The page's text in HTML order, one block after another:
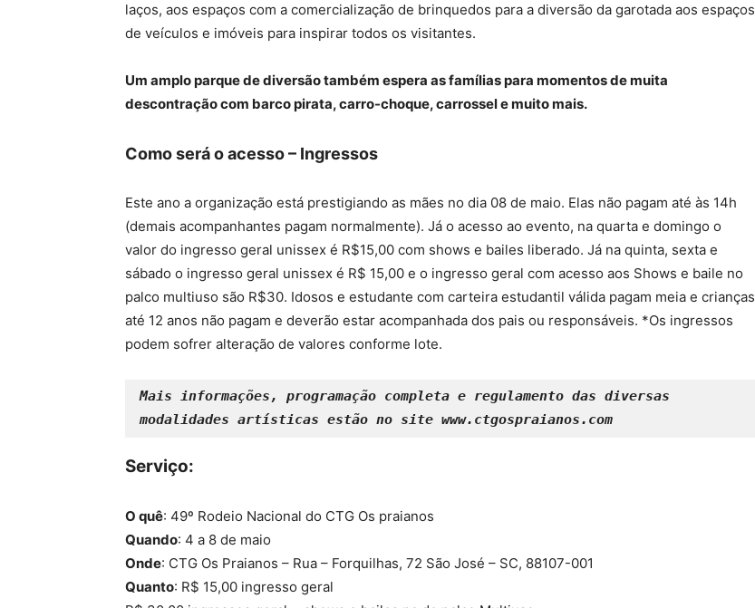
laços, aos espaços com a comercialização de brinquedos para a diversão da garotada aos espaços
de veículos e imóveis para inspirar todos os visitantes.
Um amplo parque de diversão também espera as famílias para momentos de muita
descontração com barco pirata, carro-choque, carrossel e muito mais.
Como será o acesso – Ingressos
Este ano a organização está prestigiando as mães no dia 08 de maio. Elas não pagam até às 14h
(demais acompanhantes pagam normalmente). Já o acesso ao evento, na quarta e domingo o
valor do ingresso geral unissex é R$15,00 com shows e bailes liberado. Já na quinta, sexta e
sábado o ingresso geral unissex é R$ 15,00 e o ingresso geral com acesso aos Shows e baile no
palco multiuso são R$30. Idosos e estudante com carteira estudantil válida pagam meia e crianças
até 12 anos não pagam e deverão estar acompanhada dos pais ou responsáveis. *Os ingressos
podem sofrer alteração de valores conforme lote.
Mais informações, programação completa e regulamento das diversas
modalidades artísticas estão no site www.ctgospraianos.com
Serviço:
O quê: 49º Rodeio Nacional do CTG Os praianos
Quando: 4 a 8 de maio
Onde: CTG Os Praianos – Rua – Forquilhas, 72 São José – SC, 88107-001
Quanto: R$ 15,00 ingresso geral